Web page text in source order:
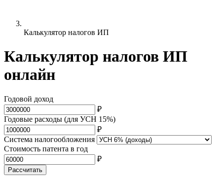
Калькулятор налогов ИП
Калькулятор налогов ИП
онлайн
Годовой доход
₽
Годовые расходы (для УСН 15%)
₽
Система налогообложения
Стоимость патента в год
₽
Рассчитать